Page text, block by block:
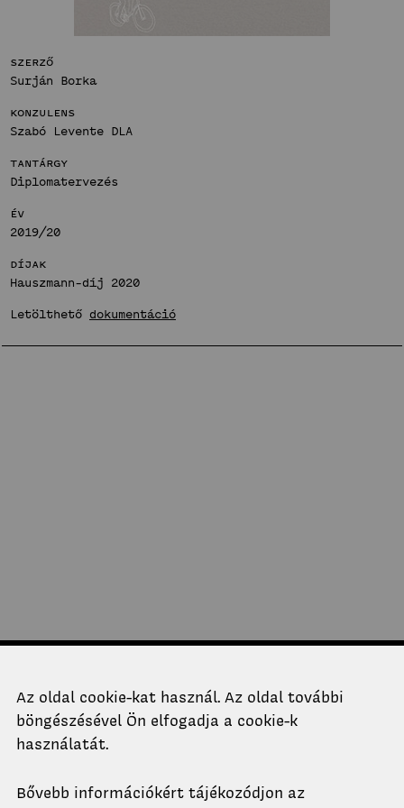
Bemutatkozás
Hírek
Projektek
Hallgatói tervek
TDK
Fenntartható
közösségek
Bemutatkozás
Projektek
Hallgatói tervek
TDK
Munkatársak
Innovatív
terek
Stúdió
Bemutatkozás
Projektek
Publikációk
TDK
Szerző
Surján Borka
Konzulens
Szabó Levente DLA
Tantárgy
Diplomatervezés
Év
2019/20
Díjak
Hauszmann-díj 2020
Letölthető dokumentáció
Telefon
+36-1-463-1318
titkarsag.ko@epk.bme.hu
1111 Budapest,
Az oldal cookie-kat használ. Az oldal további
böngészésével Ön elfogadja a cookie-k
használatát.
Bővebb információkért tájékozódjon az